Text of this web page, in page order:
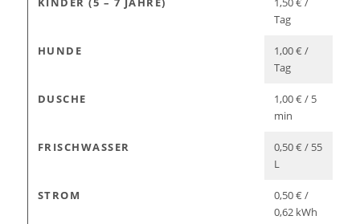
Tag
HUNDE
1,00 € /
Tag
DUSCHE
1,00 € / 5
min
FRISCHWASSER
0,50 € / 55
L
STROM
0,50 € /
0,62 kWh